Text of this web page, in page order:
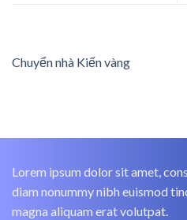
Chuyển nhà Kiến vàng
Lorem ipsum dolor sit amet,
diam nonummy nibh euismod
magna aliquam erat volutpat.